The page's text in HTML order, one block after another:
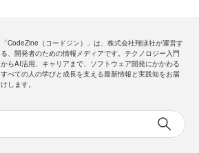
「CodeZine（コードジン）」は、株式会社翔泳社が運営す
る、開発者のための情報メディアです。テクノロジー入門
からAI活用、キャリアまで、ソフトウェア開発にかかわる
すべての人の学びと成長を支える最新情報と実践知をお届
けします。